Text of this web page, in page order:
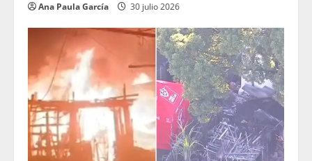
Ana Paula García 30 julio 2026